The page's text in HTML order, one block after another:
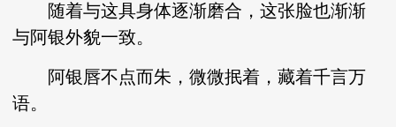
随着与这具身体逐渐磨合，这张脸也渐渐
与阿银外貌一致。
阿银唇不点而朱，微微抿着，藏着千言万
语。